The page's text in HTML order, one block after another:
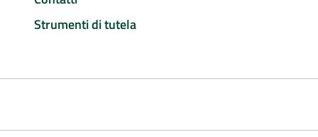
Strumenti di tutela